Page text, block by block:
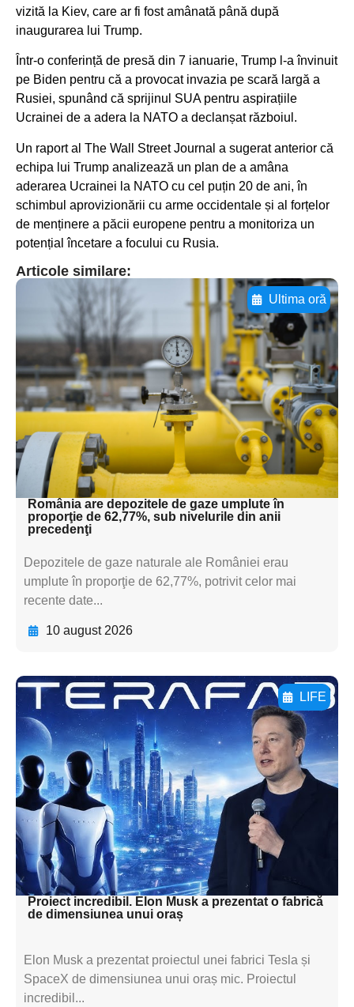
vizită la Kiev, care ar fi fost amânată până după
inaugurarea lui Trump.
Într-o conferință de presă din 7 ianuarie, Trump l-a învinuit
pe Biden pentru că a provocat invazia pe scară largă a
Rusiei, spunând că sprijinul SUA pentru aspirațiile
Ucrainei de a adera la NATO a declanșat războiul.
Un raport al The Wall Street Journal a sugerat anterior că
echipa lui Trump analizează un plan de a amâna
aderarea Ucrainei la NATO cu cel puțin 20 de ani, în
schimbul aprovizionării cu arme occidentale și al forțelor
de menținere a păcii europene pentru a monitoriza un
potențial încetare a focului cu Rusia.
Articole similare:
Ultima oră
Adaugă aici textul pentru
subtitluAdaugă aici
textul pentru
subtitluAdaugă aici
textul pentru
subtitluAdaugă aici
textul pentru subti
România are depozitele de gaze umplute în
proporţie de 62,77%, sub nivelurile din anii
precedenţi
Depozitele de gaze naturale ale României erau
umplute în proporţie de 62,77%, potrivit celor mai
recente date...
10 august 2026
LIFE
Adaugă aici textul pentru
subtitluAdaugă aici
textul pentru
subtitluAdaugă aici
textul pentru
subtitluAdaugă aici
textul pentru subti
Proiect incredibil. Elon Musk a prezentat o fabrică
de dimensiunea unui oraș
Elon Musk a prezentat proiectul unei fabrici Tesla și
SpaceX de dimensiunea unui oraș mic. Proiectul
incredibil...